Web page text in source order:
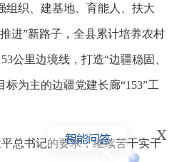
组织、建基地、育能人、扶大
进”新路子，全县累计培养农村
公里边境线，打造“边疆稳固、
为主的边疆党建长廊“153”工
书记的要求，继续苦干实干x